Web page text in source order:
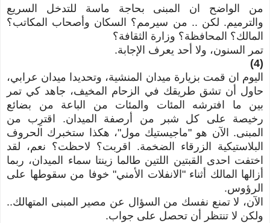
من الواضح ان المبنى بحاجة ماسة للتدخل السريع
والترميم. لكن .. من سيرمم؟ السكان وأصحاب المكاتب؟
المالك؟ المحافظة؟ وزارة الثقافة؟
تمر السنون، ولا أحد يعرف الإجابة.
(4)
اليوم ان قمت بزيارة ميدان المنشية، وتحديدا ميدان عرابي،
حاول أن تشق طريقك في الزحام المخيف، جاهد كي تمر
بين ما افترشه المئات والمئات من الباعة من بضائع
رخيصة على كل شبر من أرصفة الميدان. اقترِب من
المبنى. الآن هو "ماجيستيك مول"، هكذا ستخبرك الحروف
البلاستيكية الزرقاء الضخمة. اقربت؟ لاحظت؟ نعم، لقد
اختفت احدى القبتين اللتين طالما زينتا سماء الميدان، ربما
أزالها المالك أثناء "الانفلات الأمني" خوفا من سقوطها على
الرؤوس.
الآن، لا تمنع نفسك من السؤال عن مصير المبنى المتهالك..
ولكن لا تنتظر أن تحصل على جواب.